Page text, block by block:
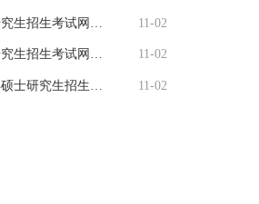
延安大学报考点2024年硕士研究生招生考试网上确认公告 11-02
扬州大学报考点2024年硕士研究生招生考试网上信息确认 11-02
11-02